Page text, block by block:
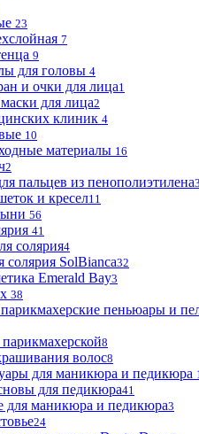
23
7
9
для головы 4
и очки для лица1
для лица2
клиник 4
10
материалы 16
2
пальцев из пенополиэтилена3
и кресел11
56
41
солярия4
солярия SolBianca32
Emerald Bay3
38
пеньюары и
8
волос8
для маникюра и педикюра
для педикюра41
для маникюра и педикюра3
24